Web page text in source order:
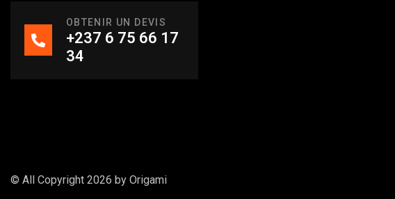
OBTENIR UN DEVIS
+237 6 75 66 17
34
© All Copyright 2026 by Origami